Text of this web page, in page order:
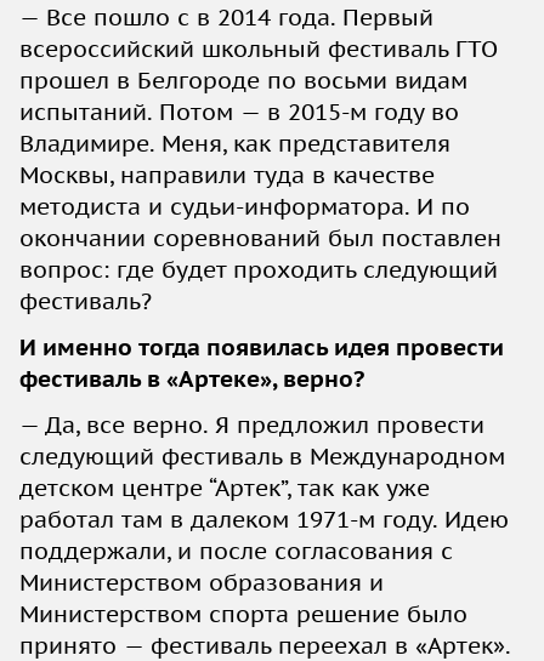
— Все пошло с в 2014 года. Первый
всероссийский школьный фестиваль ГТО
прошел в Белгороде по восьми видам
испытаний. Потом — в 2015-м году во
Владимире. Меня, как представителя
Москвы, направили туда в качестве
методиста и судьи-информатора. И по
окончании соревнований был поставлен
вопрос: где будет проходить следующий
фестиваль?
И именно тогда появилась идея провести
фестиваль в «Артеке», верно?
— Да, все верно. Я предложил провести
следующий фестиваль в Международном
детском центре “Артек”, так как уже
работал там в далеком 1971-м году. Идею
поддержали, и после согласования с
Министерством образования и
Министерством спорта решение было
принято — фестиваль переехал в «Артек».